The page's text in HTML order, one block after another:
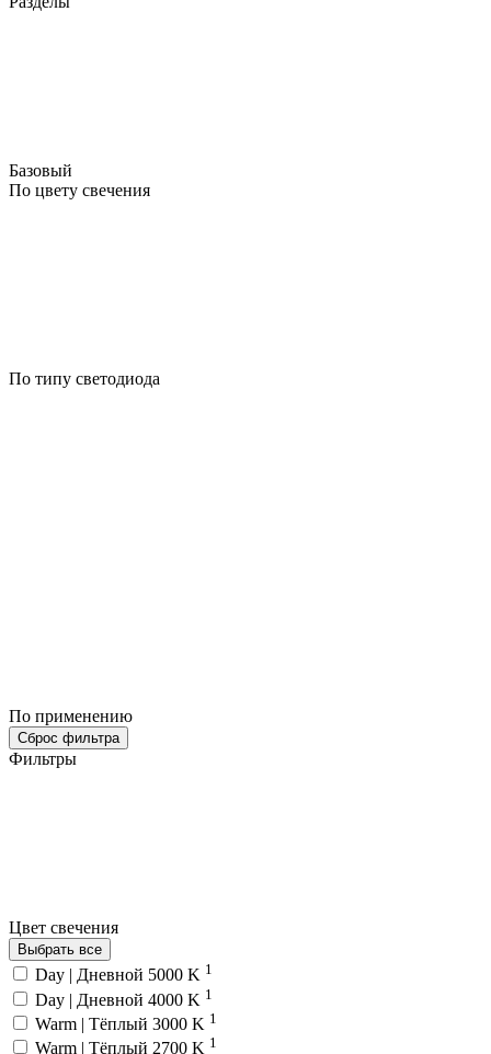
Базовый
По цвету свечения
По типу светодиода
По применению
Сброс фильтра
Фильтры
Цвет свечения
Выбрать все
Day | Дневной 5000 K 1
Day | Дневной 4000 K 1
Warm | Тёплый 3000 K 1
Warm | Тёплый 2700 K 1